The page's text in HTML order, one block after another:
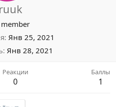
Янв 25, 2021
Янв 28, 2021
Реакции
0
Баллы
1